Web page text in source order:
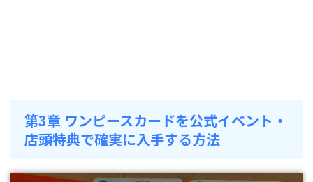
第3章 ワンピースカードを公式イベント・
店頭特典で確実に入手する方法